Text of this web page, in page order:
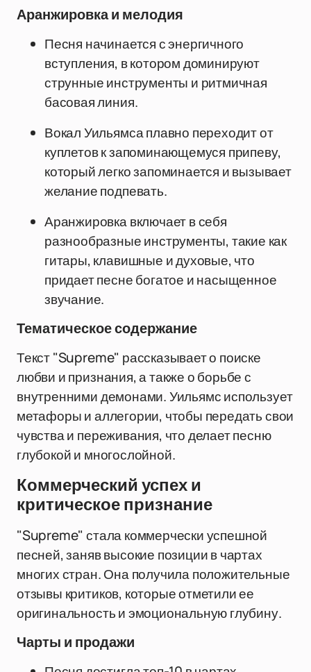
Аранжировка и мелодия
Песня начинается с энергичного
вступления, в котором доминируют
струнные инструменты и ритмичная
басовая линия.
Вокал Уильямса плавно переходит от
куплетов к запоминающемуся припеву,
который легко запоминается и вызывает
желание подпевать.
Аранжировка включает в себя
разнообразные инструменты, такие как
гитары, клавишные и духовые, что
придает песне богатое и насыщенное
звучание.
Тематическое содержание
Текст "Supreme" рассказывает о поиске
любви и признания, а также о борьбе с
внутренними демонами. Уильямс использует
метафоры и аллегории, чтобы передать свои
чувства и переживания, что делает песню
глубокой и многослойной.
Коммерческий успех и
критическое признание
"Supreme" стала коммерчески успешной
песней, заняв высокие позиции в чартах
многих стран. Она получила положительные
отзывы критиков, которые отметили ее
оригинальность и эмоциональную глубину.
Чарты и продажи